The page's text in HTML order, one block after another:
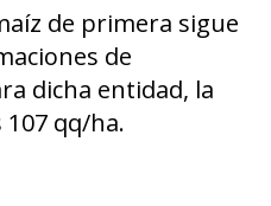
de primera sigue
de
dicha entidad, la
107 qq/ha.